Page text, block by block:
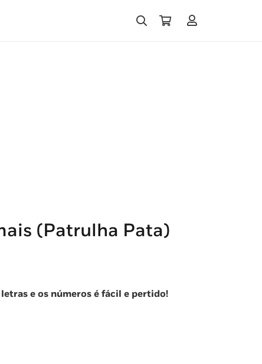
(Patrulha Pata)
e os números é fácil e pertido!